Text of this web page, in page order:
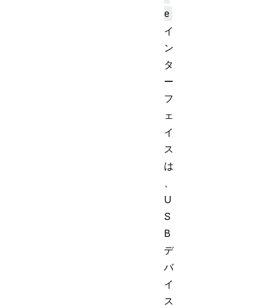
e
イ
ン
タ
ー
フ
ェ
イ
ス
は
、
U
S
B
デ
バ
イ
ス